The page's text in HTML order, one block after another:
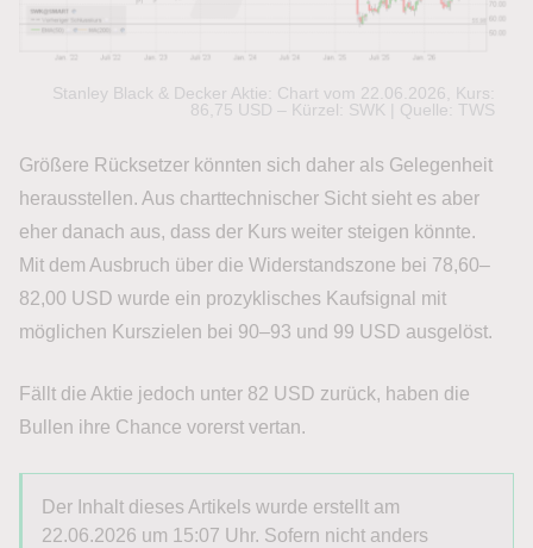
Stanley Black & Decker Aktie: Chart vom 22.06.2026, Kurs:
86,75 USD – Kürzel: SWK | Quelle: TWS
Größere Rücksetzer könnten sich daher als Gelegenheit
herausstellen. Aus charttechnischer Sicht sieht es aber
eher danach aus, dass der Kurs weiter steigen könnte.
Mit dem Ausbruch über die Widerstandszone bei 78,60–
82,00 USD wurde ein prozyklisches Kaufsignal mit
möglichen Kurszielen bei 90–93 und 99 USD ausgelöst.
Fällt die Aktie jedoch unter 82 USD zurück, haben die
Bullen ihre Chance vorerst vertan.
Der Inhalt dieses Artikels wurde erstellt am
22.06.2026 um 15:07 Uhr. Sofern nicht anders